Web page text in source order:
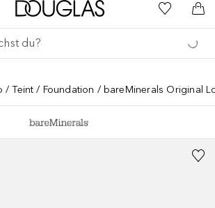
Kundenkonto
Zur Douglas Startseite
Zu Meiner
Teint Foundation bareMinerals Original